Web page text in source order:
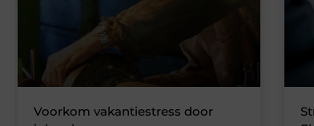
Voorkom vakantiestress door